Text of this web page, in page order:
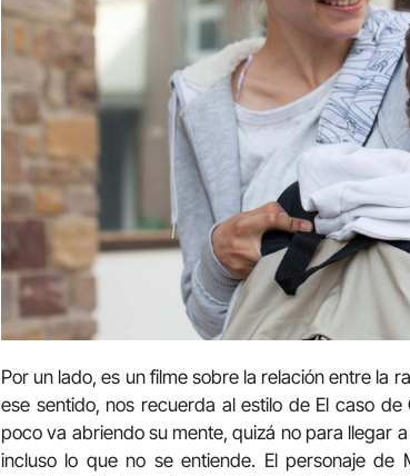
Por un lado, es un filme sobre la relación entre la
ese sentido, nos recuerda al estilo de El caso
poco va abriendo su mente, quizá no para llegar
incluso lo que no se entiende. El personaje